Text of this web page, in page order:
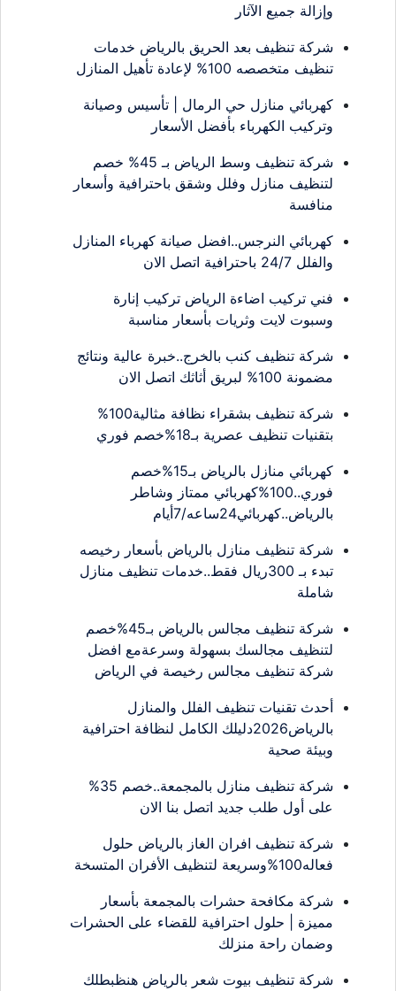
وإزالة جميع الآثار
شركة تنظيف بعد الحريق بالرياض خدمات
تنظيف متخصصه 100% لإعادة تأهيل المنازل
كهربائي منازل حي الرمال | تأسيس وصيانة
وتركيب الكهرباء بأفضل الأسعار
شركة تنظيف وسط الرياض بـ 45% خصم
لتنظيف منازل وفلل وشقق باحترافية وأسعار
منافسة
كهربائي النرجس..افضل صيانة كهرباء المنازل
والفلل 24/7 باحترافية اتصل الان
فني تركيب اضاءة الرياض تركيب إنارة
وسبوت لايت وثريات بأسعار مناسبة
شركة تنظيف كنب بالخرج..خبرة عالية ونتائج
مضمونة 100% لبريق أثاثك اتصل الان
شركة تنظيف بشقراء نظافة مثالية100%
بتقنيات تنظيف عصرية بـ18%خصم فوري
كهربائي منازل بالرياض بـ15%خصم
فوري..100%كهربائي ممتاز وشاطر
بالرياض..كهربائي24ساعه/7أيام
شركة تنظيف منازل بالرياض بأسعار رخيصه
تبدء بـ 300ريال فقط..خدمات تنظيف منازل
شاملة
شركة تنظيف مجالس بالرياض بـ45%خصم
لتنظيف مجالسك بسهولة وسرعةمع افضل
شركة تنظيف مجالس رخيصة في الرياض
أحدث تقنيات تنظيف الفلل والمنازل
بالرياض2026دليلك الكامل لنظافة احترافية
وبيئة صحية
شركة تنظيف منازل بالمجمعة..خصم 35%
على أول طلب جديد اتصل بنا الان
شركة تنظيف افران الغاز بالرياض حلول
فعاله100%وسريعة لتنظيف الأفران المتسخة
شركة مكافحة حشرات بالمجمعة بأسعار
مميزة | حلول احترافية للقضاء على الحشرات
وضمان راحة منزلك
شركة تنظيف بيوت شعر بالرياض هنظبطلك